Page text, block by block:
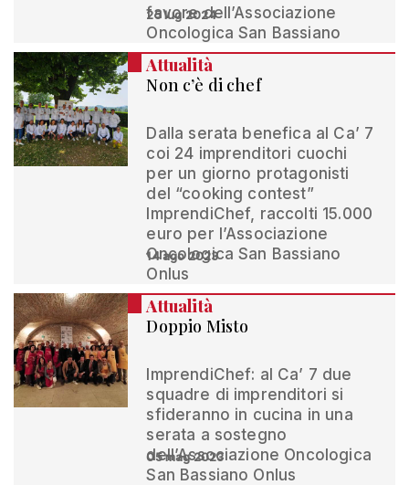
favore dell’Associazione
Oncologica San Bassiano
25 lug 2024
Attualità
Non c’è di chef
Dalla serata benefica al Ca’ 7
coi 24 imprenditori cuochi
per un giorno protagonisti
del “cooking contest”
ImprendiChef, raccolti 15.000
euro per l’Associazione
Oncologica San Bassiano
Onlus
14 ago 2023
Attualità
Doppio Misto
ImprendiChef: al Ca’ 7 due
squadre di imprenditori si
sfideranno in cucina in una
serata a sostegno
dell’Associazione Oncologica
San Bassiano Onlus
05 mag 2023